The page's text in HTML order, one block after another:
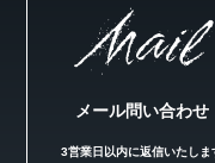
Mail
メール問い合わせ
3営業日以内に返信いたしま